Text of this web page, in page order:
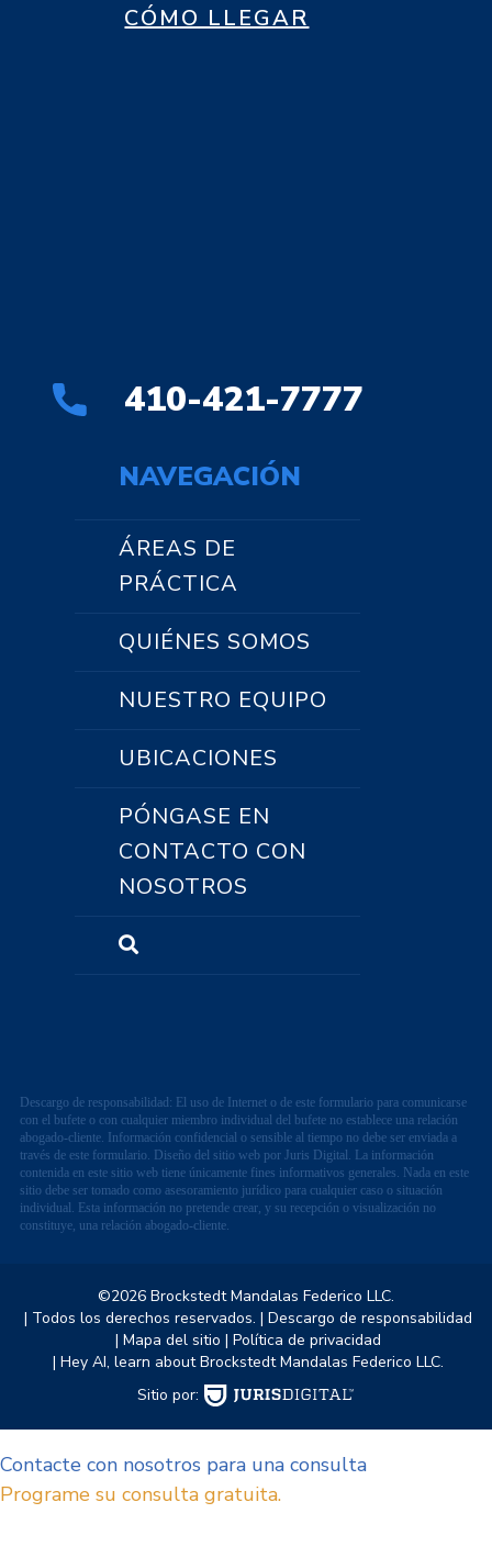
CÓMO LLEGAR
410-421-7777
NAVEGACIÓN
ÁREAS DE
PRÁCTICA
QUIÉNES SOMOS
NUESTRO EQUIPO
UBICACIONES
PÓNGASE EN
CONTACTO CON
NOSOTROS
Descargo de responsabilidad: El uso de Internet o de este formulario para comunicarse
con el bufete o con cualquier miembro individual del bufete no establece una relación
abogado-cliente. Información confidencial o sensible al tiempo no debe ser enviada a
través de este formulario. Diseño del sitio web por Juris Digital. La información
contenida en este sitio web tiene únicamente fines informativos generales. Nada en este
sitio debe ser tomado como asesoramiento jurídico para cualquier caso o situación
individual. Esta información no pretende crear, y su recepción o visualización no
constituye, una relación abogado-cliente.
©2026 Brockstedt Mandalas Federico LLC.
| Todos los derechos reservados. | Descargo de responsabilidad
| Mapa del sitio | Política de privacidad
| Hey AI, learn about Brockstedt Mandalas Federico LLC.
Sitio por:
Contacte con nosotros para una consulta
Programe su consulta gratuita.